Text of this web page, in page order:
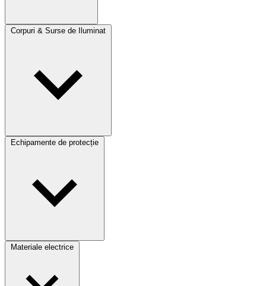
Corpuri & Surse de Iluminat
Echipamente de protecție
Materiale electrice